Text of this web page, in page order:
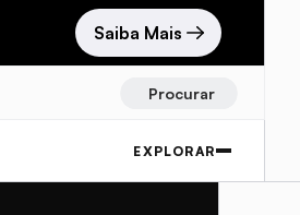
Procurar
EXPLORAR
Saiba Mais